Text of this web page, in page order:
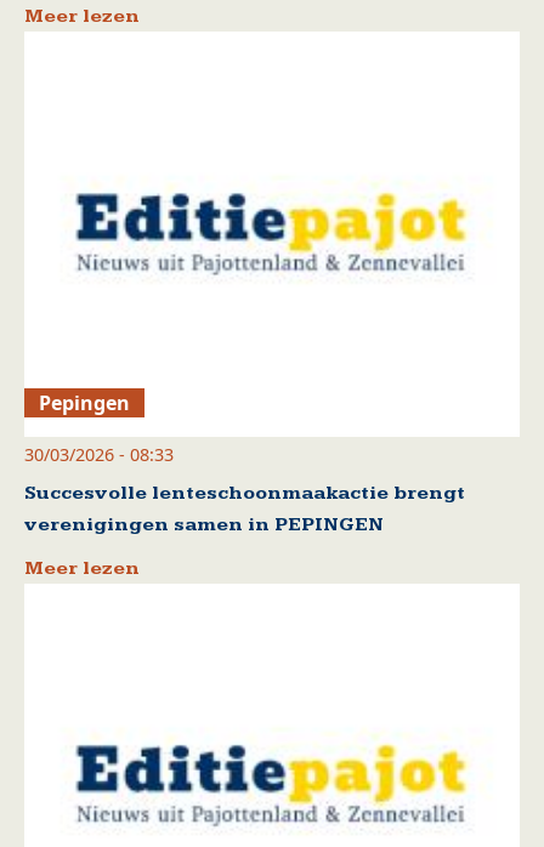
Meer lezen
Pepingen
30/03/2026 - 08:33
Succesvolle lenteschoonmaakactie brengt
verenigingen samen in PEPINGEN
Meer lezen